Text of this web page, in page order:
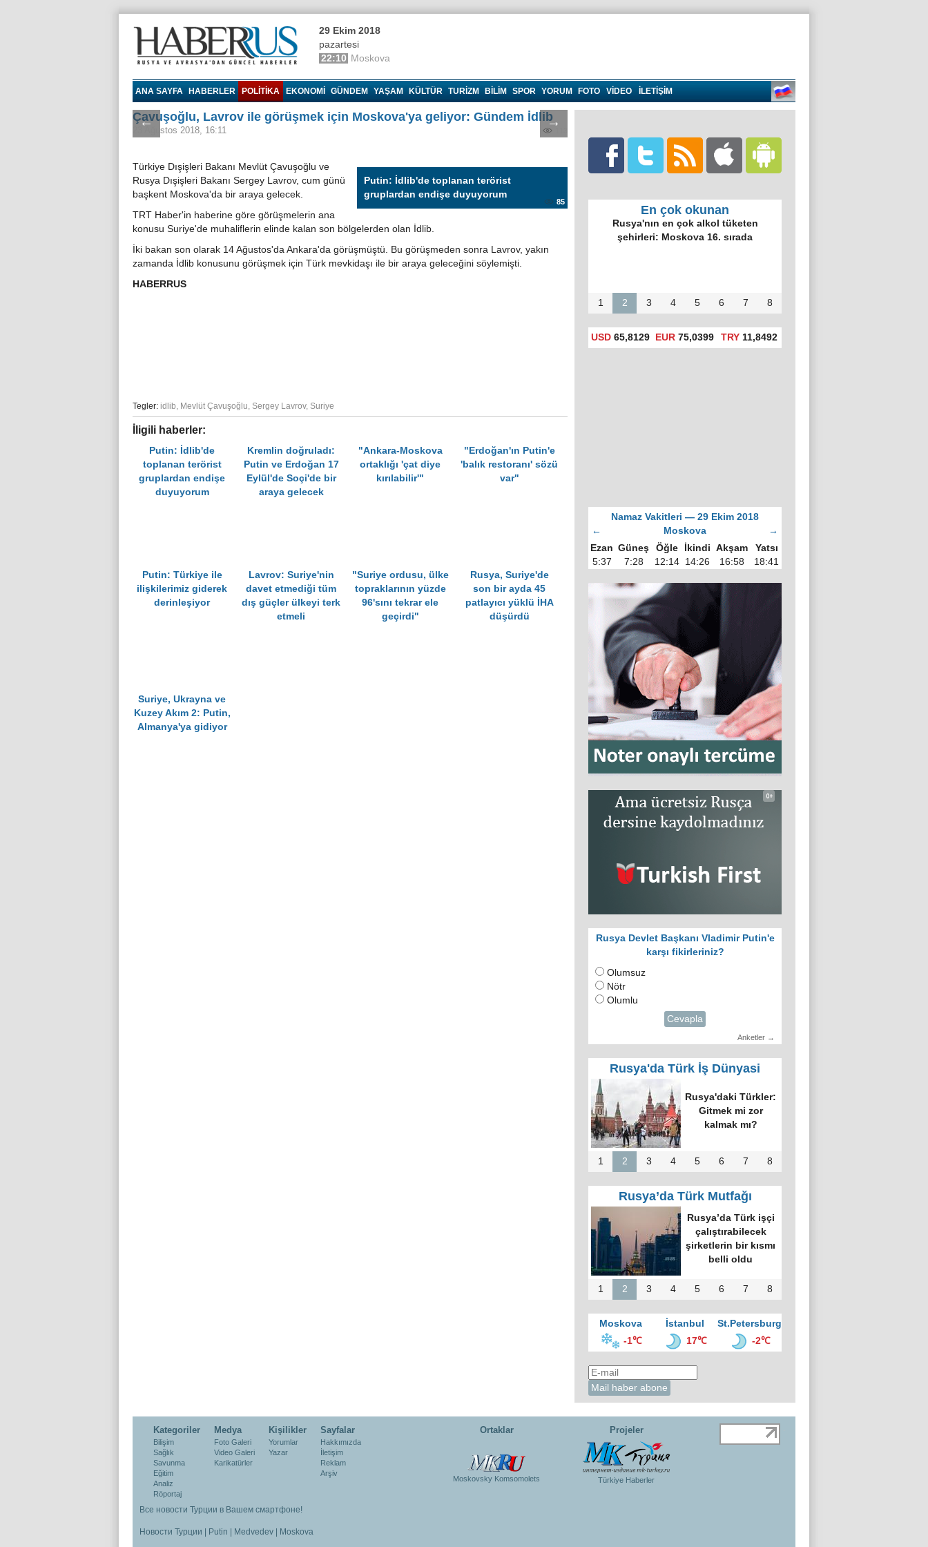
29 Ekim 2018
pazartesi
22:10 Moskova
ANA SAYFA HABERLER POLITIKA EKONOMI GÜNDEM YAŞAM KÜLTÜR TURIZM BILIM SPOR YORUM FOTO VIDEO İLETİŞİM
← →
Çavuşoğlu, Lavrov ile görüşmek için Moskova'ya geliyor: Gündem İdlib
23 Ağustos 2018, 16:11
Putin: İdlib'de toplanan terörist
gruplardan endişe duyuyorum
85
Türkiye Dışişleri Bakanı Mevlüt Çavuşoğlu ve
Rusya Dışişleri Bakanı Sergey Lavrov, cum günü
başkent Moskova'da bir araya gelecek.
TRT Haber'in haberine göre görüşmelerin ana
konusu Suriye'de muhaliflerin elinde kalan son bölgelerden olan İdlib.
İki bakan son olarak 14 Ağustos'da Ankara'da görüşmüştü. Bu görüşmeden sonra Lavrov, yakın
zamanda İdlib konusunu görüşmek için Türk mevkidaşı ile bir araya geleceğini söylemişti.
HABERRUS
Tegler: idlib, Mevlüt Çavuşoğlu, Sergey Lavrov, Suriye
İligili haberler:
Putin: İdlib'de
toplanan terörist
gruplardan endişe
duyuyorum
Kremlin doğruladı:
Putin ve Erdoğan 17
Eylül'de Soçi'de bir
araya gelecek
"Ankara-Moskova
ortaklığı 'çat diye
kırılabilir'"
"Erdoğan'ın Putin'e
'balık restoranı' sözü
var"
Putin: Türkiye ile
ilişkilerimiz giderek
derinleşiyor
Lavrov: Suriye'nin
davet etmediği tüm
dış güçler ülkeyi terk
etmeli
"Suriye ordusu, ülke
topraklarının yüzde
96'sını tekrar ele
geçirdi"
Rusya, Suriye'de
son bir ayda 45
patlayıcı yüklü İHA
düşürdü
Suriye, Ukrayna ve
Kuzey Akım 2: Putin,
Almanya'ya gidiyor
En çok okunan
Rusya'nın en çok alkol tüketen
şehirleri: Moskova 16. sırada
1 2 3 4 5 6 7 8
USD 65,8129 EUR 75,0399 TRY 11,8492
Namaz Vakitleri — 29 Ekim 2018
←
Moskova
→
Ezan Güneş Öğle İkindi Akşam
Yatsı
5:37
7:28 12:14 14:26 16:58 18:41
Rusya Devlet Başkanı Vladimir Putin'e
karşı fikirleriniz?
Olumsuz
Nötr
Olumlu
Cevapla
Anketler →
Rusya'da Türk İş Dünyasi
Rusya'daki Türkler:
Gitmek mi zor
kalmak mı?
1 2 3 4 5 6 7 8
Rusya’da Türk Mutfağı
Rusya’da Türk işçi
çalıştırabilecek
şirketlerin bir kısmı
belli oldu
1 2 3 4 5 6 7 8
Moskova İstanbul
St.Petersburg
-1℃
17℃ -2℃
Kategoriler
Bilişim
Sağlık
Savunma
Eğitim
Analiz
Röportaj
Medya
Foto Galeri
Video Galeri
Karikatürler
Kişilikler
Yorumlar
Yazar
Sayfalar
Hakkımızda
İletişim
Reklam
Arşiv
Ortaklar
Moskovsky Komsomolets
Projeler
Türkiye Haberler
Все новости Турции в Вашем смартфоне!
Новости Турции Putin Medvedev Moskova